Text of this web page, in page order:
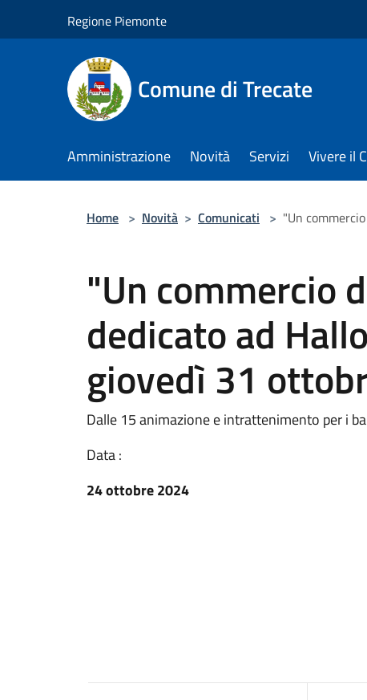
Regione Piemonte
Comune di Trecate
Amministrazione Novità Servizi Vivere il
Home > Novità > Comunicati > "Un
"Un commercio
dedicato ad
giovedì 31
Dalle 15 animazione e intrattenimento per i
Data :
24 ottobre 2024